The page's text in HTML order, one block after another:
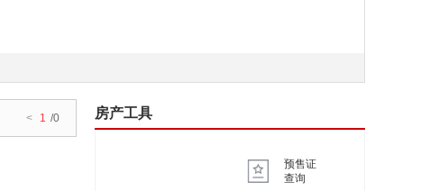
< 1 /0 房产工具
预售证
查询